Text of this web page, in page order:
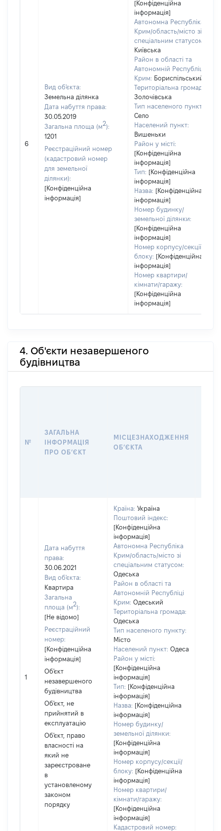
6
Вид об'єкта:
Земельна ділянка
Дата набуття права:
30.05.2019
Загальна площа (м2):
1201
Реєстраційний номер
(кадастровий номер
для земельної
ділянки):
[Конфіденційна
інформація]
[Конфіденційна
інформація]
Автономна Республіка
Крим/область/місто зі
спеціальним статусом:
Київська
Район в області та
Автономній Республіці
Крим: Бориспільський
Територіальна громада:
Золочівська
Тип населеного пункту:
Село
Населений пункт:
Вишеньки
Район у місті:
[Конфіденційна
інформація]
Тип: [Конфіденційна
інформація]
Назва: [Конфіденційна
інформація]
Номер будинку/
земельної ділянки:
[Конфіденційна
інформація]
Номер корпусу/секції/
блоку: [Конфіденційна
інформація]
Номер квартири/
кімнати/гаражу:
[Конфіденційна
інформація]
4. Об'єкти незавершеного
будівництва
№
ЗАГАЛЬНА
ІНФОРМАЦІЯ
ПРО ОБʼЄКТ
МІСЦЕЗНАХОДЖЕННЯ
ОБʼЄКТА
1
Дата набуття
права:
30.06.2021
Вид об'єкта:
Квартира
Загальна
площа (м2):
[Не відомо]
Реєстраційний
номер:
[Конфіденційна
інформація]
Об'єкт
незавершеного
будівництва
Об'єкт, не
прийнятий в
експлуатацію
Об'єкт, право
власності на
який не
зареєстроване
в
установленому
законом
порядку
Країна: Україна
Поштовий індекс:
[Конфіденційна
інформація]
Автономна Республіка
Крим/область/місто зі
спеціальним статусом:
Одеська
Район в області та
Автономній Республіці
Крим: Одеський
Територіальна громада:
Одеська
Тип населеного пункту:
Місто
Населений пункт: Одеса
Район у місті:
[Конфіденційна
інформація]
Тип: [Конфіденційна
інформація]
Назва: [Конфіденційна
інформація]
Номер будинку/
земельної ділянки:
[Конфіденційна
інформація]
Номер корпусу/секції/
блоку: [Конфіденційна
інформація]
Номер квартири/
кімнати/гаражу:
[Конфіденційна
інформація]
Кадастровий номер: